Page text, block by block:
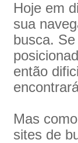
Hoje em
sua
busca.
então
Mas
sites de